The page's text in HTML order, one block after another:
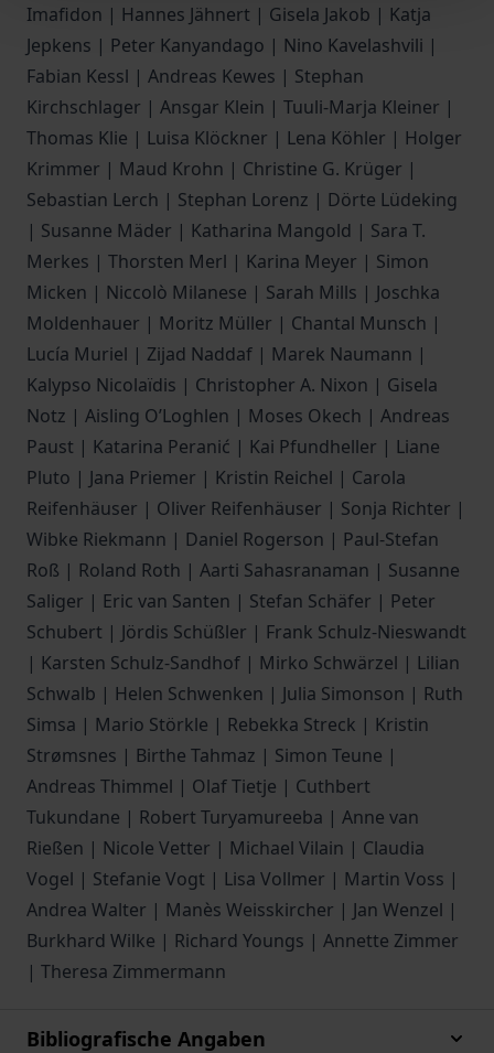
Imafidon | Hannes Jähnert | Gisela Jakob | Katja
Jepkens | Peter Kanyandago | Nino Kavelashvili |
Fabian Kessl | Andreas Kewes | Stephan
Kirchschlager | Ansgar Klein | Tuuli-Marja Kleiner |
Thomas Klie | Luisa Klöckner | Lena Köhler | Holger
Krimmer | Maud Krohn | Christine G. Krüger |
Sebastian Lerch | Stephan Lorenz | Dörte Lüdeking
| Susanne Mäder | Katharina Mangold | Sara T.
Merkes | Thorsten Merl | Karina Meyer | Simon
Micken | Niccolò Milanese | Sarah Mills | Joschka
Moldenhauer | Moritz Müller | Chantal Munsch |
Lucía Muriel | Zijad Naddaf | Marek Naumann |
Kalypso Nicolaïdis | Christopher A. Nixon | Gisela
Notz | Aisling O’Loghlen | Moses Okech | Andreas
Paust | Katarina Peranić | Kai Pfundheller | Liane
Pluto | Jana Priemer | Kristin Reichel | Carola
Reifenhäuser | Oliver Reifenhäuser | Sonja Richter |
Wibke Riekmann | Daniel Rogerson | Paul-Stefan
Roß | Roland Roth | Aarti Sahasranaman | Susanne
Saliger | Eric van Santen | Stefan Schäfer | Peter
Schubert | Jördis Schüßler | Frank Schulz-Nieswandt
| Karsten Schulz-Sandhof | Mirko Schwärzel | Lilian
Schwalb | Helen Schwenken | Julia Simonson | Ruth
Simsa | Mario Störkle | Rebekka Streck | Kristin
Strømsnes | Birthe Tahmaz | Simon Teune |
Andreas Thimmel | Olaf Tietje | Cuthbert
Tukundane | Robert Turyamureeba | Anne van
Rießen | Nicole Vetter | Michael Vilain | Claudia
Vogel | Stefanie Vogt | Lisa Vollmer | Martin Voss |
Andrea Walter | Manès Weisskircher | Jan Wenzel |
Burkhard Wilke | Richard Youngs | Annette Zimmer
| Theresa Zimmermann
Bibliografische Angaben